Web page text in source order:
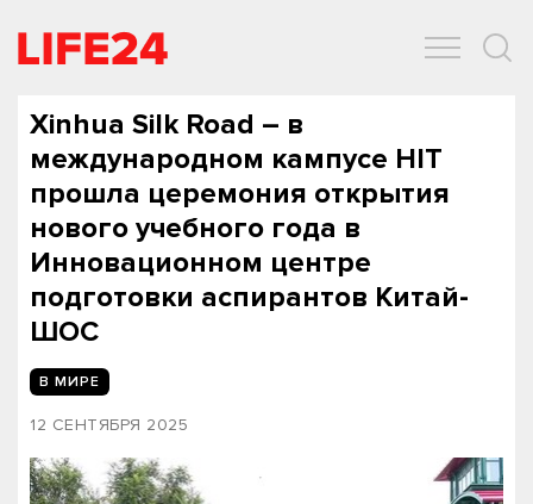
Xinhua Silk Road – в
международном кампусе HIT
прошла церемония открытия
нового учебного года в
Инновационном центре
подготовки аспирантов Китай-
ШОС
В МИРЕ
12 СЕНТЯБРЯ 2025